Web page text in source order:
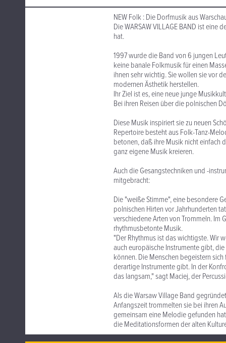
NEW Folk : Die Dorfmusik aus
Die WARSAW VILLAGE BAND ist
hat.
1997 wurde die Band von 6 jungen
keine banale Folkmusik für einen
ihnen sehr wichtig. Sie wollen sie vor
modernen Ästhetik herstellen.
Ihr Ziel ist es, eine neue junge
Bei ihren Reisen über die polnischen
Diese Musik inspiriert sie zu neuen
Repertoire besteht aus Folk-Tanz-
betonen, daß ihre Musik nicht einfach
ganz eigene Musik kreieren.
Auch die Gesangstechniken und -
mitgebracht:
Die "weiße Stimme", eine besondere
polnischen Hirten vor Jahrhunderten
verschiedene Arten von Trommeln. Im
rhythmusbetonte Musik.
"Der Rhythmus ist das wichtigste. Wir
auch europäische Instrumente gibt,
können. Die Menschen begeistern
derartige Instrumente gibt. In der
das langsam," sagt Maciej, der
Als die Warsaw Village Band
Anfangszeit trommelten sie bei ihren
gemeinsam eine Melodie gefunden
die Meditationsformen der alten